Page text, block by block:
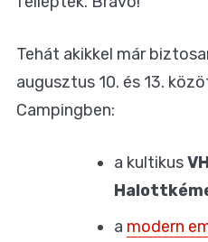
Tehát akikkel már
augusztus 10. és 13.
Campingben:
a kultikus
a modern